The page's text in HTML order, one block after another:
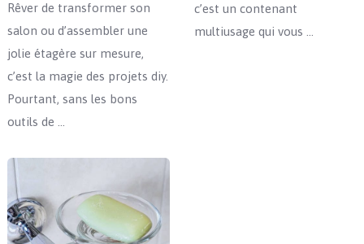
Rêver de transformer son
salon ou d’assembler une
jolie étagère sur mesure,
c’est la magie des projets diy.
Pourtant, sans les bons
outils de …
c’est un contenant
multiusage qui vous …